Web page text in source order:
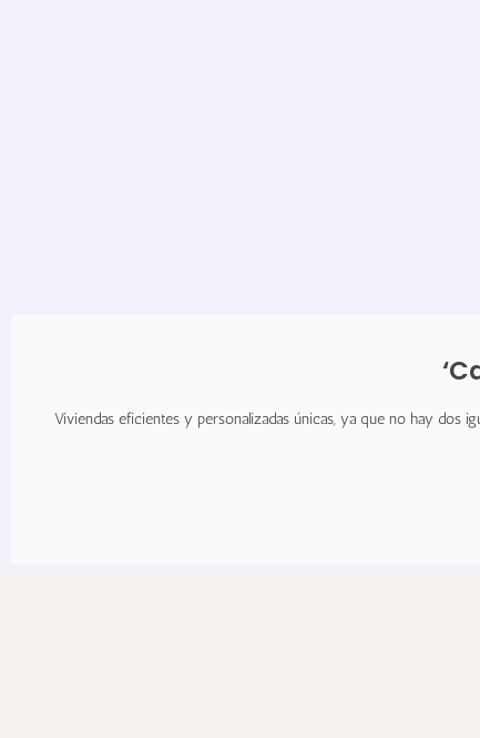
Viviendas eficientes y personalizadas únicas, ya que no hay dos